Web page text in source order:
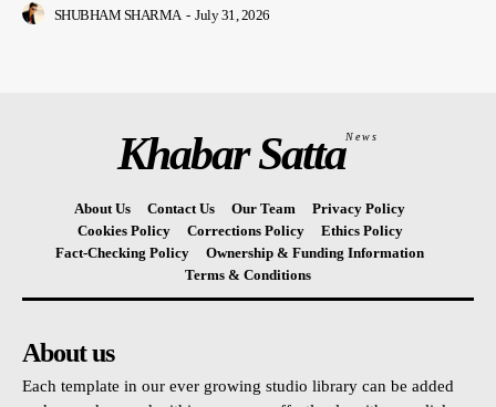
SHUBHAM SHARMA - July 31, 2026
Khabar SattaNews
About Us Contact Us Our Team
Privacy Policy
Cookies Policy
Corrections Policy
Ethics Policy
Fact-Checking Policy
Ownership & Funding Information
Terms & Conditions
About us
Each template in our ever growing studio library can be added